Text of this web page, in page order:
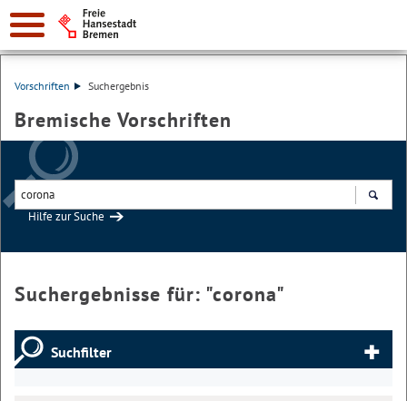
Vorschriften Suchergebnis
Bremische Vorschriften
Hilfe zur Suche
Suchergebnisse für: "corona"
Suchfilter